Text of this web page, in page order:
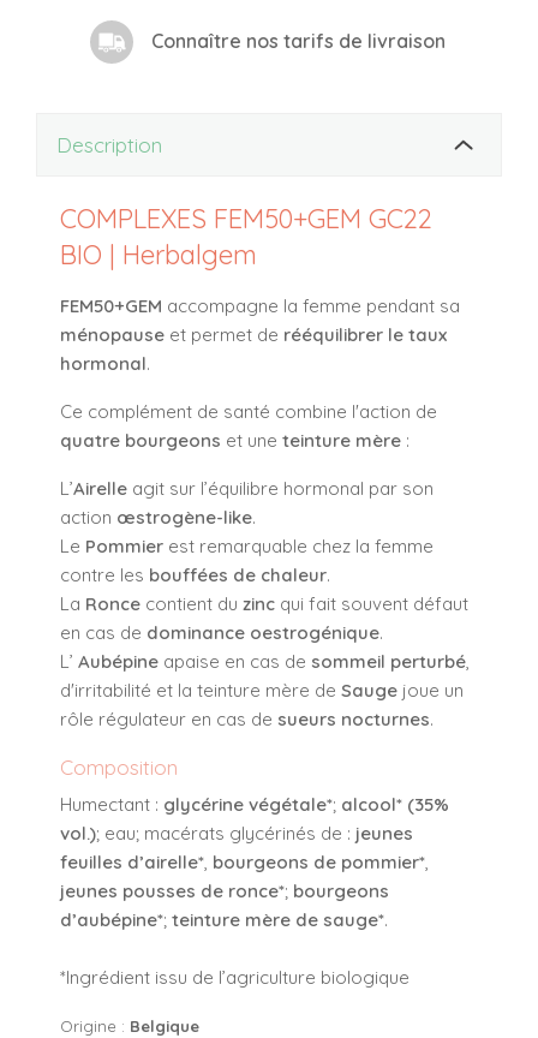
Connaître nos tarifs de livraison
Description
COMPLEXES FEM50+GEM GC22
BIO | Herbalgem
FEM50+GEM accompagne la femme pendant sa
ménopause et permet de rééquilibrer le taux
hormonal.
Ce complément de santé combine l'action de
quatre bourgeons et une teinture mère :
L’Airelle agit sur l’équilibre hormonal par son
action œstrogène-like.
Le Pommier est remarquable chez la femme
contre les bouffées de chaleur.
La Ronce contient du zinc qui fait souvent défaut
en cas de dominance oestrogénique.
L’ Aubépine apaise en cas de sommeil perturbé,
d'irritabilité et la teinture mère de Sauge joue un
rôle régulateur en cas de sueurs nocturnes.
Composition
Humectant : glycérine végétale*; alcool* (35%
vol.); eau; macérats glycérinés de : jeunes
feuilles d’airelle*, bourgeons de pommier*,
jeunes pousses de ronce*; bourgeons
d’aubépine*; teinture mère de sauge*.
*Ingrédient issu de l’agriculture biologique
Origine : Belgique